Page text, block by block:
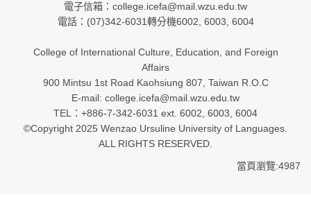
電子信箱：college.icefa@mail.wzu.edu.tw
電話：(07)342-6031轉分機6002, 6003, 6004
College of International Culture, Education, and Foreign
Affairs
900 Mintsu 1st Road Kaohsiung 807, Taiwan R.O.C
E-mail: college.icefa@mail.wzu.edu.tw
TEL：+886-7-342-6031 ext. 6002, 6003, 6004
©Copyright 2025 Wenzao Ursuline University of Languages.
ALL RIGHTS RESERVED.
當頁瀏覽:4987